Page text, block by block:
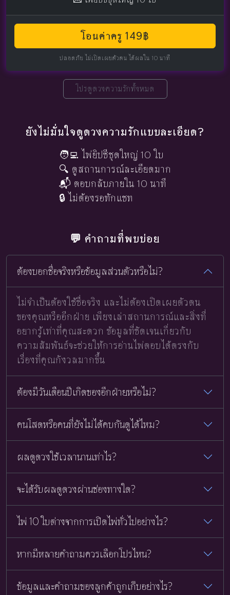
โอนค่าครู 149฿
ปลอดภัย ไม่เปิดเผยตัวตน ได้ผลใน 10 นาที
โปรดูดวงความรักทั้งหมด
ยังไม่มั่นใจดูดวงความรักแบบละเอียด?
🧑‍💻 ไพ่ยิปซีชุดใหญ่ 10 ใบ
🔍 ดูสถานการณ์ละเอียดมาก
📬 ตอบกลับภายใน 10 นาที
🔒 ไม่ต้องรอทักแชท
💬 คำถามที่พบบ่อย
ต้องบอกชื่อจริงหรือข้อมูลส่วนตัวหรือไม่?
ไม่จำเป็นต้องใช้ชื่อจริง และไม่ต้องเปิดเผยตัวตน
ของคุณหรืออีกฝ่าย เพียงเล่าสถานการณ์และสิ่งที่
อยากรู้เท่าที่คุณสะดวก ข้อมูลที่ชัดเจนเกี่ยวกับ
ความสัมพันธ์จะช่วยให้การอ่านไพ่ตอบได้ตรงกับ
เรื่องที่คุณกังวลมากขึ้น
ต้องมีวันเดือนปีเกิดของอีกฝ่ายหรือไม่?
คนโสดหรือคนที่ยังไม่ได้คบกันดูได้ไหม?
ผลดูดวงใช้เวลานานเท่าไร?
จะได้รับผลดูดวงผ่านช่องทางใด?
ไพ่ 10 ใบต่างจากการเปิดไพ่ทั่วไปอย่างไร?
หากมีหลายคำถามควรเลือกโปรไหน?
ข้อมูลและคำถามของลูกค้าถูกเก็บอย่างไร?